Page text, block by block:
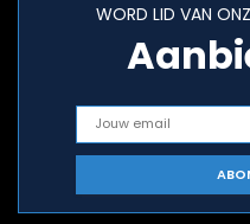
WORD LID VAN